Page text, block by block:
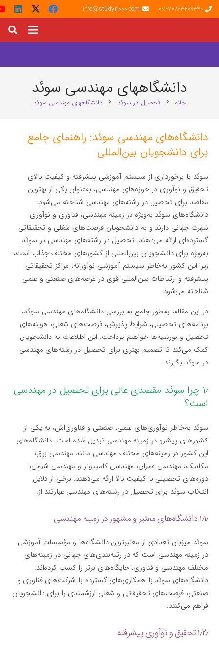
001-778-3409340
info@study3000.com
دانشگاههای مهندسی سوئد
خانه chevron_right تحصیل در سوئد chevron_right دانشگاههای مهندسی سوئد
دانشگاه‌های مهندسی سوئد: راهنمای جامع
برای دانشجویان بین‌المللی
سوئد با برخورداری از سیستم آموزشی پیشرفته و کیفیت بالای
تحقیق و نوآوری در حوزه‌های مهندسی، به‌عنوان یکی از بهترین
مقاصد برای تحصیل در رشته‌های مهندسی شناخته می‌شود.
دانشگاه‌های سوئد به‌ویژه در زمینه مهندسی، فناوری و نوآوری
شهرت جهانی دارند و به دانشجویان فرصت‌های شغلی و تحقیقاتی
گسترده‌ای ارائه می‌دهند. تحصیل در رشته‌های مهندسی در سوئد
به‌ویژه برای دانشجویان بین‌المللی از کشورهای مختلف جذاب است،
زیرا این کشور به‌خاطر سیستم آموزشی نوآورانه، مراکز تحقیقاتی
پیشرفته و ارتباطات بین‌المللی قوی در عرصه‌های صنعتی و علمی
شناخته می‌شود.
در این مقاله، به‌طور جامع به بررسی دانشگاه‌های مهندسی سوئد،
برنامه‌های تحصیلی، شرایط پذیرش، فرصت‌های شغلی، هزینه‌های
تحصیل و بورسیه‌ها خواهیم پرداخت. این اطلاعات به دانشجویان
کمک می‌کند تا تصمیم بهتری برای تحصیل در رشته‌های مهندسی
در سوئد بگیرند.
۱٫ چرا سوئد مقصدی عالی برای تحصیل در مهندسی
است؟
سوئد به‌خاطر نوآوری‌های علمی، صنعتی و فناوری‌اش، به یکی از
کشورهای پیشرو در زمینه مهندسی تبدیل شده است. دانشگاه‌های
این کشور در زمینه‌های مختلف مهندسی مانند مهندسی برق،
مکانیک، مهندسی عمران، مهندسی کامپیوتر و مهندسی شیمی،
دوره‌های تحصیلی با کیفیت بالا ارائه می‌دهند. برخی از دلایل
انتخاب سوئد برای تحصیل در رشته‌های مهندسی عبارتند از:
۱٫۱٫ دانشگاه‌های معتبر و مشهور در زمینه مهندسی
سوئد میزبان تعدادی از معتبرترین دانشگاه‌ها و مؤسسات آموزشی
در زمینه مهندسی است که در رتبه‌بندی‌های جهانی در زمینه‌های
مختلف مهندسی و فناوری، جایگاه‌های برتر را کسب کرده‌اند.
دانشگاه‌های سوئد با همکاری‌های گسترده با شرکت‌های فناوری و
صنعتی، فرصت‌های تحقیقاتی و شغلی ارزشمندی را برای دانشجویان
فراهم می‌کنند.
۱٫۲٫ تحقیق و نوآوری پیشرفته